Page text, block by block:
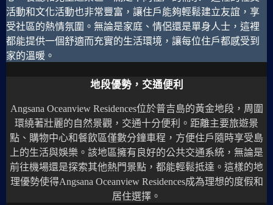
活動和文化活動也非常豐富，讓住戶能夠輕鬆建立友誼，享
受社區的熱情氛圍。無論是家庭、情侶還是單身人士，這裡
都能提供一個舒適而充實的生活環境，讓每位住戶都感受到
家的溫暖。
地段優勢，交通便利
Angsana Oceanview Residences位於普吉島的黃金地段，周圍
環繞著壯麗的自然景觀，交通十分便利。距離主要旅遊景
點、購物中心和餐飲區僅數分鐘車程，方便住戶隨時享受島
上的生活與娛樂。該地區擁有良好的公共交通系統，無論是
前往機場還是探索其他熱門景點，都能輕鬆抵達。這樣的地
理優勢使得Angsana Oceanview Residences成為理想的度假和
居住選擇。